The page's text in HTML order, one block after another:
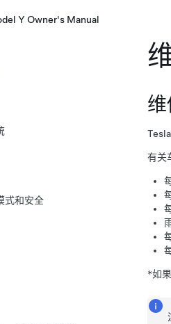
Y Owner's Manual
有关
*如
式和安全